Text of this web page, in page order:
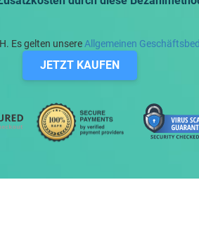
Es gelten unsere Allgemeinen
JETZT KAUFEN